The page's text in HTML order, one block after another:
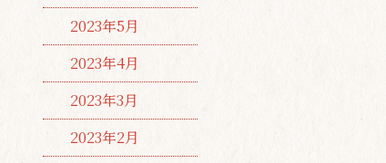
2023年5月
2023年4月
2023年3月
2023年2月